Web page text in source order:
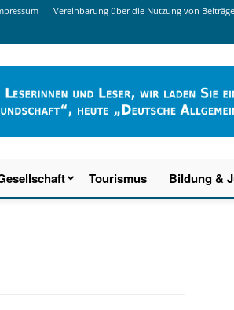
Vereinbarung über die Nutzung von
Tourismus Bildung &